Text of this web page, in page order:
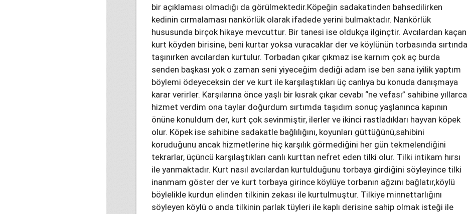
bir açıklaması olmadığı da görülmektedir.Köpeğin sadakatinden bahsedilirken
kedinin cırmalaması nankörlük olarak ifadede yerini bulmaktadır. Nankörlük
hususunda birçok hikaye mevcuttur. Bir tanesi ise oldukça ilginçtir. Avcılardan kaçan
kurt köyden birisine, beni kurtar yoksa vuracaklar der ve köylünün torbasında sırtında
taşınırken avcılardan kurtulur. Torbadan çıkar çıkmaz ise karnım çok aç burda
senden başkası yok o zaman seni yiyeceğim dediği adam ise ben sana iyilik yaptım
böylemi ödeyeceksin der ve kurt ile karşılaştıkları üç canlıya bu konuda danışmaya
karar verirler. Karşılarına önce yaşlı bir kısrak çıkar cevabı “ne vefası” sahibine yıllarca
hizmet verdim ona taylar doğurdum sırtımda taşıdım sonuç yaşlanınca kapının
önüne konuldum der, kurt çok sevinmiştir, ilerler ve ikinci rastladıkları hayvan köpek
olur. Köpek ise sahibine sadakatle bağlılığını, koyunları güttüğünü,sahibini
koruduğunu ancak hizmetlerine hiç karşılık görmediğini her gün tekmelendiğini
tekrarlar, üçüncü karşılaştıkları canlı kurttan nefret eden tilki olur. Tilki intikam hırsı
ile yanmaktadır. Kurt nasıl avcılardan kurtulduğunu torbaya girdiğini söyleyince tilki
inanmam göster der ve kurt torbaya girince köylüye torbanın ağzını bağlatır,köylü
böylelikle kurdun elinden tilkinin zekası ile kurtulmuştur. Tilkiye minnettarlığını
söyleyen köylü o anda tilkinin parlak tüyleri ile kaplı derisine sahip olmak isteği ile